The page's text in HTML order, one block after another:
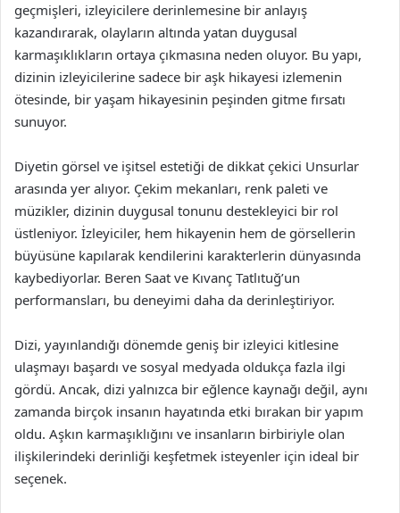
geçmişleri, izleyicilere derinlemesine bir anlayış
kazandırarak, olayların altında yatan duygusal
karmaşıklıkların ortaya çıkmasına neden oluyor. Bu yapı,
dizinin izleyicilerine sadece bir aşk hikayesi izlemenin
ötesinde, bir yaşam hikayesinin peşinden gitme fırsatı
sunuyor.
Diyetin görsel ve işitsel estetiği de dikkat çekici Unsurlar
arasında yer alıyor. Çekim mekanları, renk paleti ve
müzikler, dizinin duygusal tonunu destekleyici bir rol
üstleniyor. İzleyiciler, hem hikayenin hem de görsellerin
büyüsüne kapılarak kendilerini karakterlerin dünyasında
kaybediyorlar. Beren Saat ve Kıvanç Tatlıtuğ’un
performansları, bu deneyimi daha da derinleştiriyor.
Dizi, yayınlandığı dönemde geniş bir izleyici kitlesine
ulaşmayı başardı ve sosyal medyada oldukça fazla ilgi
gördü. Ancak, dizi yalnızca bir eğlence kaynağı değil, aynı
zamanda birçok insanın hayatında etki bırakan bir yapım
oldu. Aşkın karmaşıklığını ve insanların birbiriyle olan
ilişkilerindeki derinliği keşfetmek isteyenler için ideal bir
seçenek.